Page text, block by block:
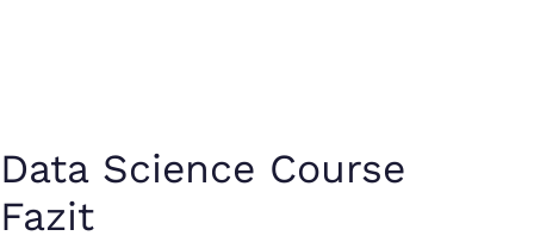
Data Science Course
Fazit